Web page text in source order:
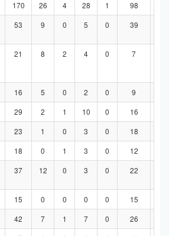
170 26 4 28 1 98
53 9 0 5 0 39
21 8 2 4 0 7
16 5 0 2 0 9
29 2 1 10 0 16
23 1 0 3 0 18
18 0 1 3 0 12
37 12 0 3 0 22
15 0 0 0 0 15
42 7 1 7 0 26